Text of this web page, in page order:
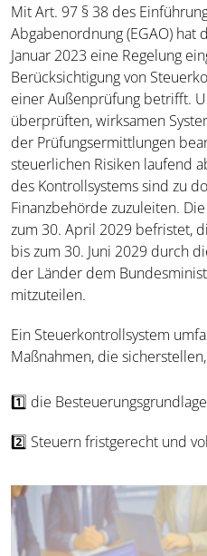
Mit Art. 97 § 38 des
Abgabenordnung (EGAO) hat
Januar 2023 eine Regelung
Berücksichtigung von
einer Außenprüfung betrifft.
überprüften, wirksamen
der Prüfungsermittlungen
steuerlichen Risiken laufend
des Kontrollsystems sind zu
Finanzbehörde zuzuleiten.
zum 30. April 2029 befristet,
bis zum 30. Juni 2029 durch
der Länder dem
mitzuteilen.
Ein Steuerkontrollsystem
Maßnahmen, die
1️⃣ die
2️⃣ Steuern fristgerecht und